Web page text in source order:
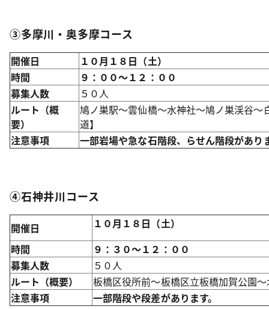
③多摩川・奥多摩コース
開催日
１０月１８日（土）
時間
９：００～１２：００
募集人数
５０人
ルート（概
要）
鳩ノ巣駅～雲仙橋～水神社～鳩ノ巣渓谷
道】
注意事項
一部岩場や急な石階段、らせん階段があり
④石神井川コース
開催日
１０月１８日（土）
時間
９：３０～１２：００
募集人数
５０人
ルート（概要）
板橋区役所前～板橋区立板橋加賀公園
注意事項
一部階段や段差があります。